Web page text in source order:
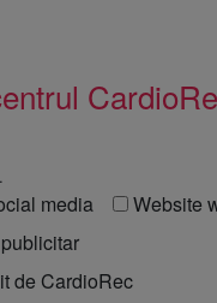
media
Website
de CardioRec